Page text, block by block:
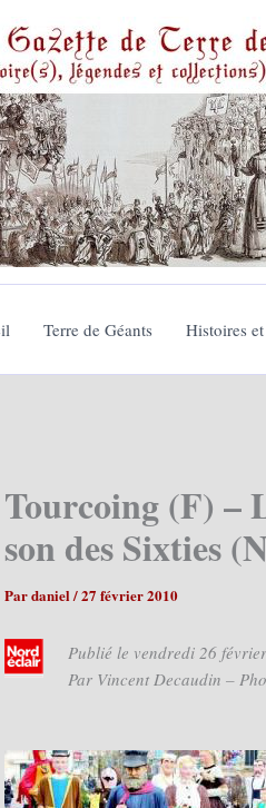
Terre de Géants Histoires
Tourcoing (F) –
son des Sixties
Pardaniel /27 février 2010
Publié le vendredi 26
Par Vincent Decaudin –